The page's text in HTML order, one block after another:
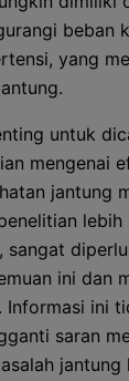
beban
yang
untuk
mengenai
jantung
sangat
ini dan
Informasi ini
saran
jantung